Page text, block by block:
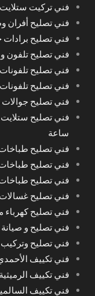
فني تركيت ستلايت
فني تصليح
فني تصليح
فني تصليح تلفون
فني تصليح
فني تصليح
فني تصليح جوالات
ساعة
فني تصليح طباخات 67616123
فني تصليح
فني تصليح طباخات
فني تصليح
فني تصليح كهرباء
فني تصليح و
فني تصليح
فني تكييف الأحمدي
فني تكييف
فني تكييف السالمية 98025055